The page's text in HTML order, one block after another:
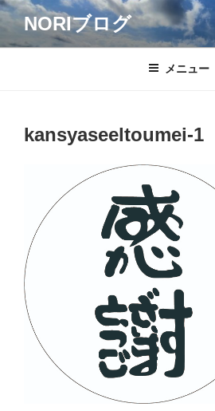
コ
ン
テ
NORIブログ
メニュー
kansyaseeltoumei-1